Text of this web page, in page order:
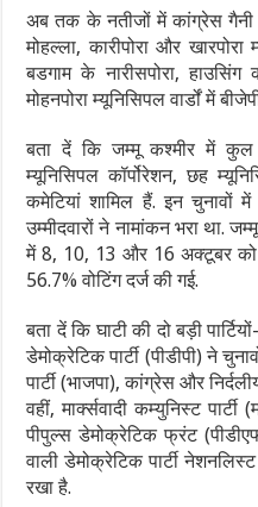
अब तक के नतीजों में कांग्रेस गैनी
मोहल्ला, कारीपोरा और
बडगाम के नारीसपोरा, हाउसिंग
मोहनपोरा म्यूनिसिपल वार्डों में
बता दें कि जम्मू कश्मीर में कुल
म्यूनिसिपल कॉर्पोरेशन, छह
कमेटियां शामिल हैं. इन चुनावों
उम्मीदवारों ने नामांकन भरा था.
में 8, 10, 13 और 16 अक्टूबर को
56.7% वोटिंग दर्ज की गई.
बता दें कि घाटी की दो बड़ी
डेमोक्रेटिक पार्टी (पीडीपी) ने
पार्टी (भाजपा), कांग्रेस और
वहीं, मार्क्‍सवादी कम्युनिस्ट
पीपुल्स डेमोक्रेटिक फ्रंट
वाली डेमोक्रेटिक पार्टी
रखा है.